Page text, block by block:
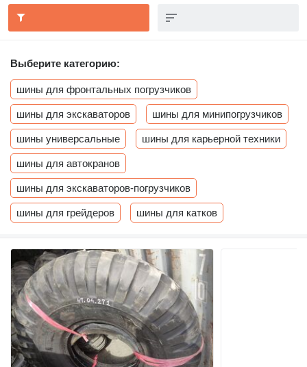
Выберите категорию:
шины для фронтальных погрузчиков
шины для экскаваторов шины для минипогрузчиков
шины универсальные шины для карьерной техники
шины для автокранов
шины для экскаваторов-погрузчиков
шины для грейдеров шины для катков